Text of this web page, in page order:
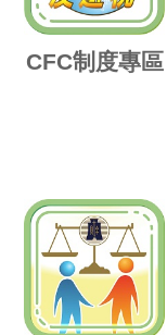
CFC制度專區